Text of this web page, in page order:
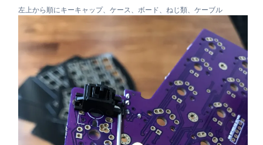
左上から順にキーキャップ、ケース、ボード、ねじ類、ケーブル